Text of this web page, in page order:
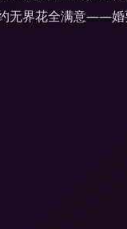
无界花全满意——